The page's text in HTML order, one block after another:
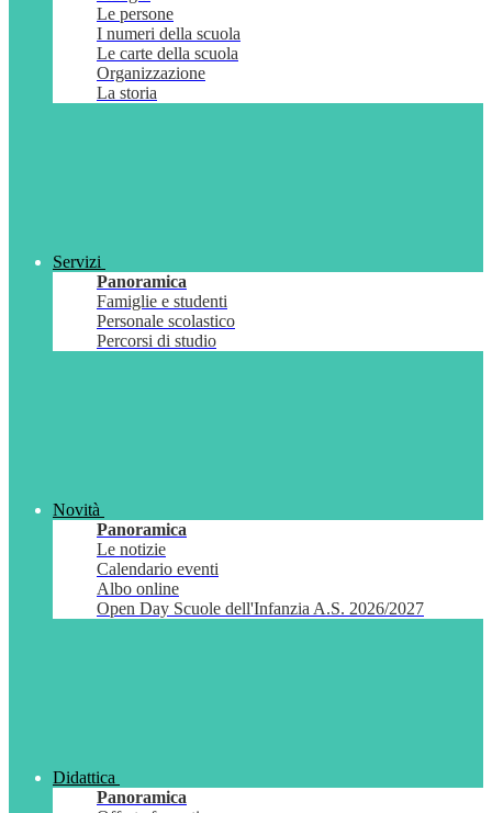
Le persone
I numeri della scuola
Le carte della scuola
Organizzazione
La storia
Servizi
Panoramica
Famiglie e studenti
Personale scolastico
Percorsi di studio
Novità
Panoramica
Le notizie
Calendario eventi
Albo online
Open Day Scuole dell'Infanzia A.S. 2026/2027
Didattica
Panoramica